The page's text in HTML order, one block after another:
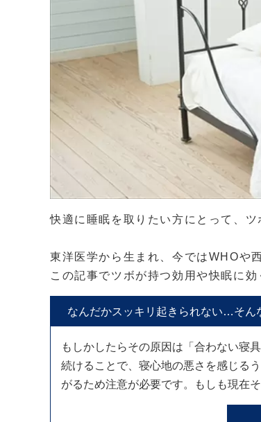
快適に睡眠を取りたい方にとって、
東洋医学から生まれ、今ではWHOや
この記事でツボが持つ効用や快眠に
なんだかスッキリ起きられない…そん
もしかしたらその原因は「合わない寝
続けることで、寝心地の悪さを感じる
がるため注意が必要です。もしも現在